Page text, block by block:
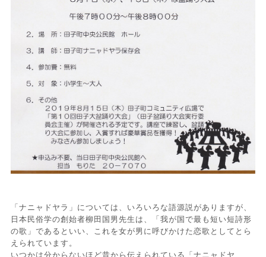
「ナニャドヤラ」については、いろいろな語源説がありますが、
日本民俗学の創始者柳田国男先生は、「我が国で最も短い短詩形
の歌」であるといい、これを女が男に呼びかけた恋歌としてとら
えられています。
いつかは分からないほど昔から伝えられている「ナニャドヤ